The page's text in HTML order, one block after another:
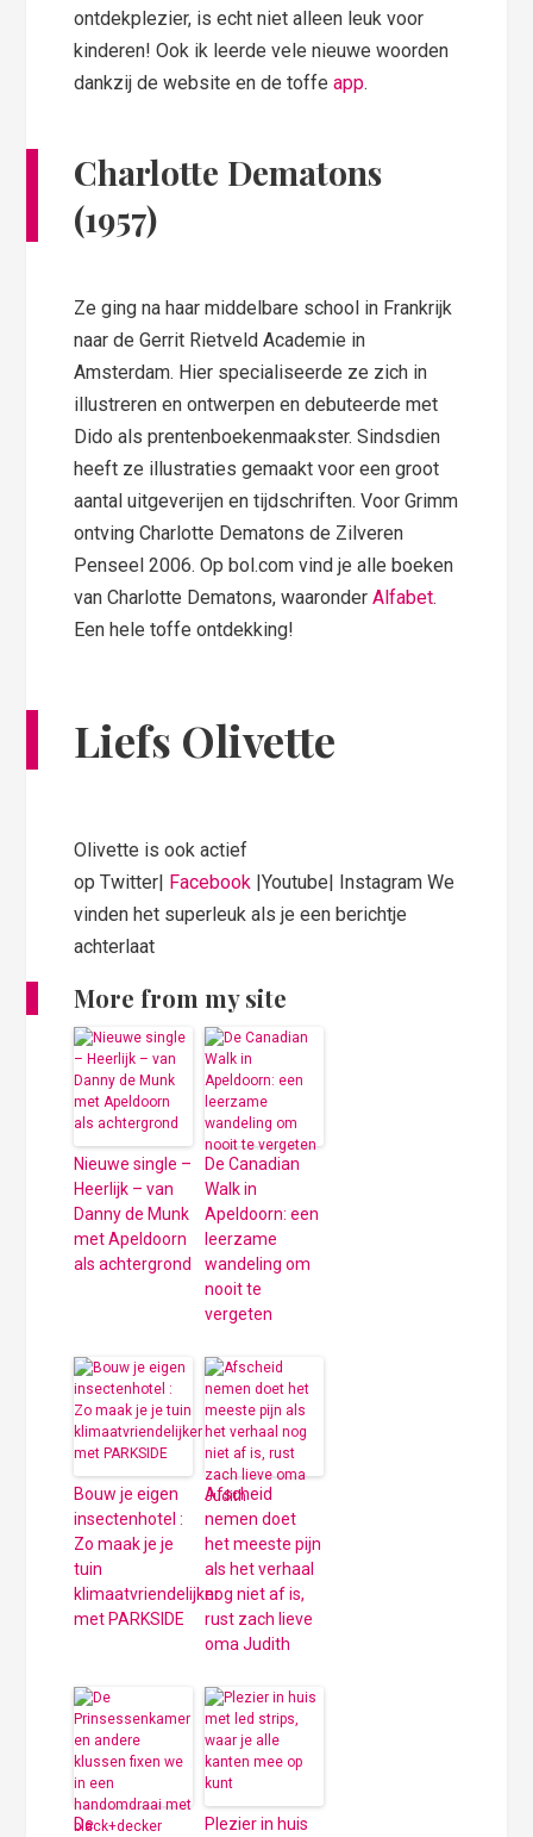
ontdekplezier, is echt niet alleen leuk voor
kinderen! Ook ik leerde vele nieuwe woorden
dankzij de website en de toffeapp.
Charlotte Dematons
(1957)
Ze ging na haar middelbare school in Frankrijk
naar de Gerrit Rietveld Academie in
Amsterdam. Hier specialiseerde ze zich in
illustreren en ontwerpen en debuteerde met
Dido als prentenboekenmaakster. Sindsdien
heeft ze illustraties gemaakt voor een groot
aantal uitgeverijen en tijdschriften. Voor Grimm
ontving Charlotte Dematons de Zilveren
Penseel 2006. Op bol.com vind je alle boeken
van Charlotte Dematons, waaronderAlfabet.
Een hele toffe ontdekking!
Liefs Olivette
Olivette is ook actief
op Twitter| Facebook |Youtube| Instagram We
vinden het superleuk als je een berichtje
achterlaat
More from my site
Nieuwe single –
Heerlijk – van
Danny de Munk
met Apeldoorn
als achtergrond
De Canadian
Walk in
Apeldoorn: een
leerzame
wandeling om
nooit te
vergeten
Bouw je eigen
insectenhotel :
Zo maak je je
tuin
klimaatvriendelijker
met PARKSIDE
Afscheid
nemen doet
het meeste pijn
als het verhaal
nog niet af is,
rust zach lieve
oma Judith
De
Plezier in huis